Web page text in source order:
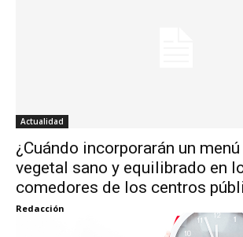
Actualidad
¿Cuándo incorporarán un
vegetal sano y equilibrado en
comedores de los centros
Redacción